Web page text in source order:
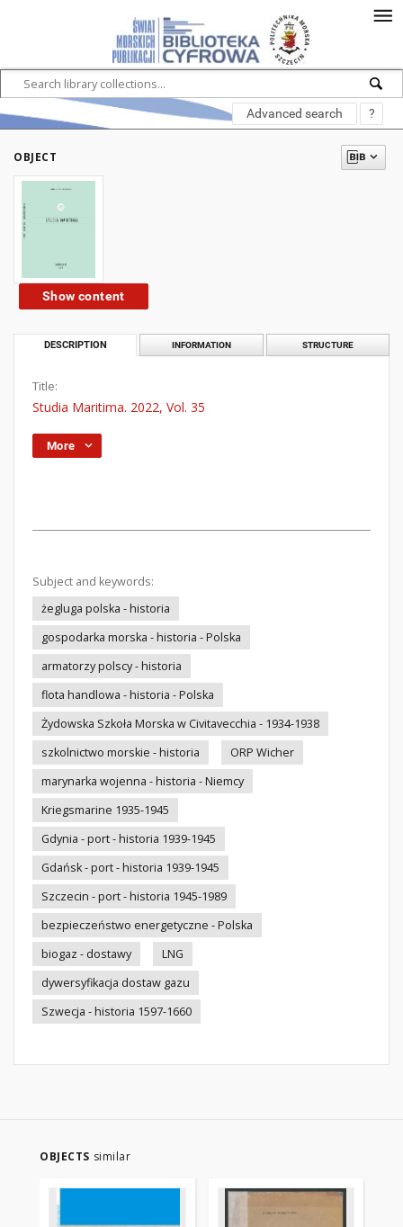
Advanced search ?
OBJECT
Show content
DESCRIPTION INFORMATION STRUCTURE
Title:
Studia Maritima. 2022, Vol. 35
More
Subject and keywords:
żegluga polska - historia
gospodarka morska - historia - Polska
armatorzy polscy - historia
flota handlowa - historia - Polska
Żydowska Szkoła Morska w Civitavecchia - 1934-1938
szkolnictwo morskie - historia
ORP Wicher
marynarka wojenna - historia - Niemcy
Kriegsmarine 1935-1945
Gdynia - port - historia 1939-1945
Gdańsk - port - historia 1939-1945
Szczecin - port - historia 1945-1989
bezpieczeństwo energetyczne - Polska
biogaz - dostawy
LNG
dywersyfikacja dostaw gazu
Szwecja - historia 1597-1660
OBJECTS similar